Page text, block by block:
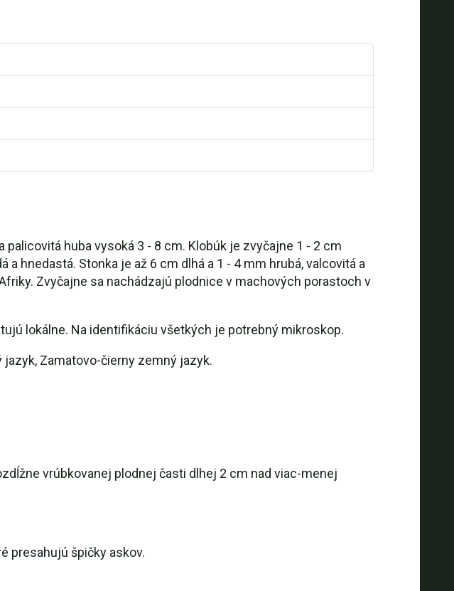
huba vysoká 3 - 8 cm. Klobúk je zvyčajne 1 - 2 cm
hnedastá. Stonka je až 6 cm dlhá a 1 - 4 mm hrubá, valcovitá a
Zvyčajne sa nachádzajú plodnice v machových porastoch v
lokálne. Na identifikáciu všetkých je potrebný mikroskop.
Zamatovo-čierny zemný jazyk.
vrúbkovanej plodnej časti dlhej 2 cm nad viac-menej
presahujú špičky askov.